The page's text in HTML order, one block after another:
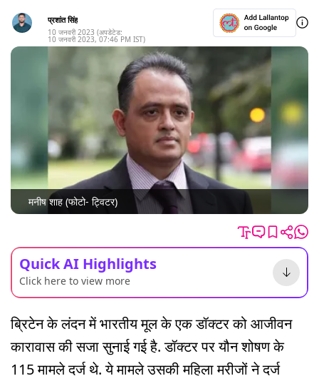
प्रशांत सिंह
10 जनवरी 2023 (अपडेटेड:
10 जनवरी 2023, 07:46 PM IST)
मनीष शाह (फोटो- ट्विटर)
Quick AI Highlights
Click here to view more
ब्रिटेन के लंदन में भारतीय मूल के एक डॉक्टर को आजीवन
कारावास की सजा सुनाई गई है. डॉक्टर पर यौन शोषण के
115 मामले दर्ज थे. ये मामले उसकी महिला मरीजों ने दर्ज